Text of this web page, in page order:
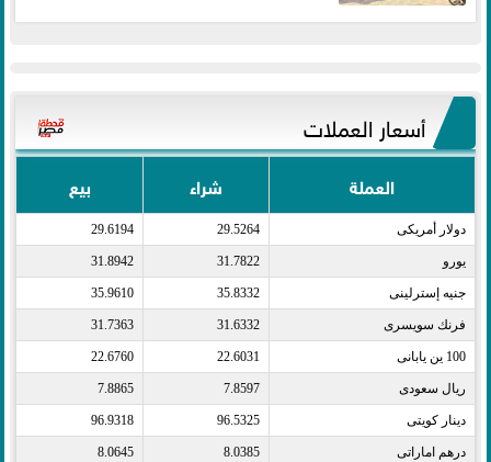
أسعار العملات
العملة شراء بيع
دولار أمريكى​ 29.5264
29.6194
يورو​ 31.7822
31.8942
جنيه إسترلينى​ 35.8332
35.9610
فرنك سويسرى​ 31.6332
31.7363
100 ين يابانى​ 22.6031
22.6760
ريال سعودى​ 7.8597
7.8865
دينار كويتى​ 96.5325
96.9318
درهم اماراتى​ 8.0385
8.0645